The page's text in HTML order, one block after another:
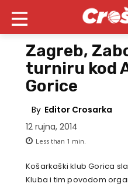
Zagreb,
turniru kod
Gorice
By Editor Crosarka
12 rujna, 2014
Less than 1 min.
Košarkaški klub Gorica
Kluba i tim povodom